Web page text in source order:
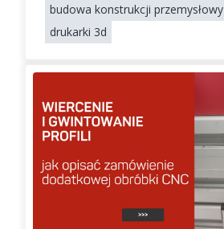
budowa konstrukcji przemysłowy
drukarki 3d